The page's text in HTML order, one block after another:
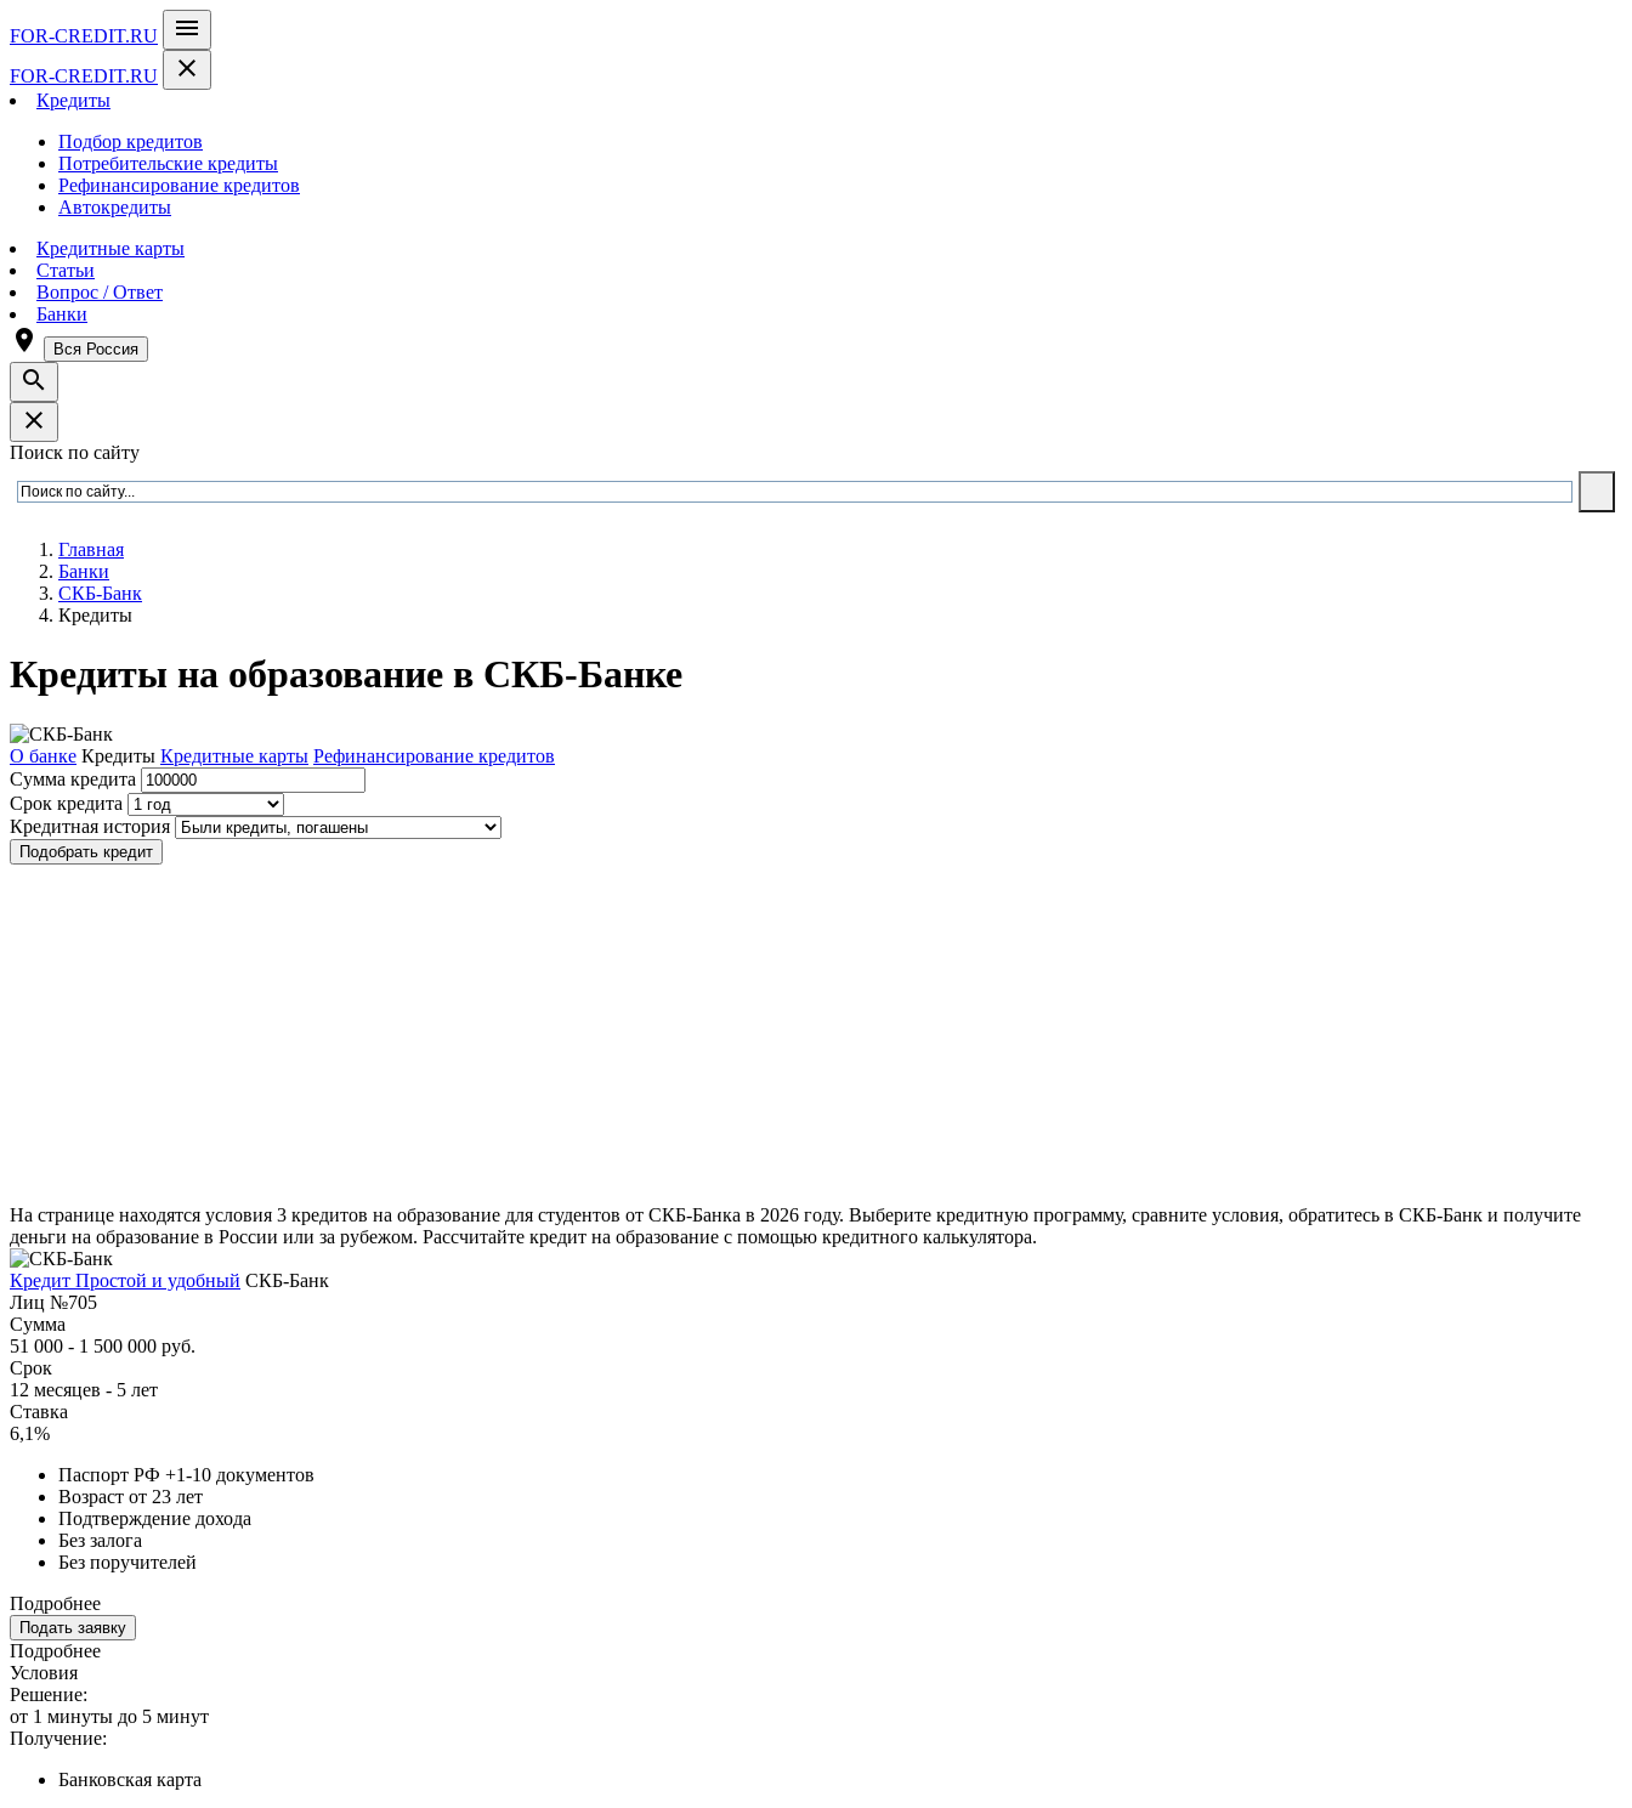
FOR-CREDIT.RU menu
FOR-CREDIT.RU close
Кредиты
Подбор кредитов
Потребительские кредиты
Рефинансирование кредитов
Автокредиты
Кредитные карты
Статьи
Вопрос / Ответ
Банки
room Вся Россия
search
close
Поиск по сайту
Главная
Банки
СКБ-Банк
Кредиты
Кредиты на образование в СКБ-Банке
О банке Кредиты Кредитные карты Рефинансирование кредитов
Сумма кредита
Срок кредита
Кредитная история
Подобрать кредит
На странице находятся условия 3 кредитов на образование для студентов от СКБ-Банка в 2026 году. Выберите кредитную программу, сравните условия, обратитесь в СКБ-Банк и получите
деньги на образование в России или за рубежом. Рассчитайте кредит на образование с помощью кредитного калькулятора.
Кредит Простой и удобный СКБ-Банк
Лиц №705
Сумма
51 000 - 1 500 000 руб.
Срок
12 месяцев - 5 лет
Ставка
6,1%
Паспорт РФ +1-10 документов
Возраст от 23 лет
Подтверждение дохода
Без залога
Без поручителей
Подробнее
Подать заявку
Подробнее
Условия
Решение:
от 1 минуты до 5 минут
Получение:
Банковская карта